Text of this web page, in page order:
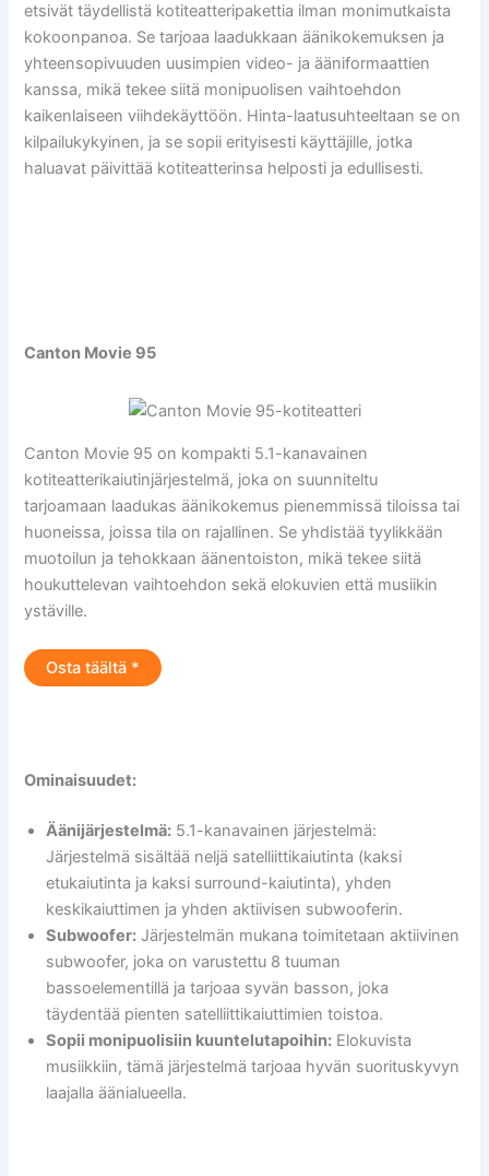
etsivät täydellistä kotiteatteripakettia ilman monimutkaista
kokoonpanoa. Se tarjoaa laadukkaan äänikokemuksen ja
yhteensopivuuden uusimpien video- ja ääniformaattien
kanssa, mikä tekee siitä monipuolisen vaihtoehdon
kaikenlaiseen viihdekäyttöön. Hinta-laatusuhteeltaan se on
kilpailukykyinen, ja se sopii erityisesti käyttäjille, jotka
haluavat päivittää kotiteatterinsa helposti ja edullisesti.
Canton Movie 95
Canton Movie 95 on kompakti 5.1-kanavainen
kotiteatterikaiutinjärjestelmä, joka on suunniteltu
tarjoamaan laadukas äänikokemus pienemmissä tiloissa tai
huoneissa, joissa tila on rajallinen. Se yhdistää tyylikkään
muotoilun ja tehokkaan äänentoiston, mikä tekee siitä
houkuttelevan vaihtoehdon sekä elokuvien että musiikin
ystäville.
Osta täältä *
Ominaisuudet:
Äänijärjestelmä: 5.1-kanavainen järjestelmä:
Järjestelmä sisältää neljä satelliittikaiutinta (kaksi
etukaiutinta ja kaksi surround-kaiutinta), yhden
keskikaiuttimen ja yhden aktiivisen subwooferin.
Subwoofer: Järjestelmän mukana toimitetaan aktiivinen
subwoofer, joka on varustettu 8 tuuman
bassoelementillä ja tarjoaa syvän basson, joka
täydentää pienten satelliittikaiuttimien toistoa.
Sopii monipuolisiin kuuntelutapoihin: Elokuvista
musiikkiin, tämä järjestelmä tarjoaa hyvän suorituskyvyn
laajalla äänialueella.